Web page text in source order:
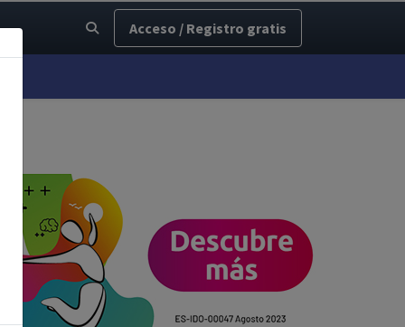
Acceso / Registro gratis